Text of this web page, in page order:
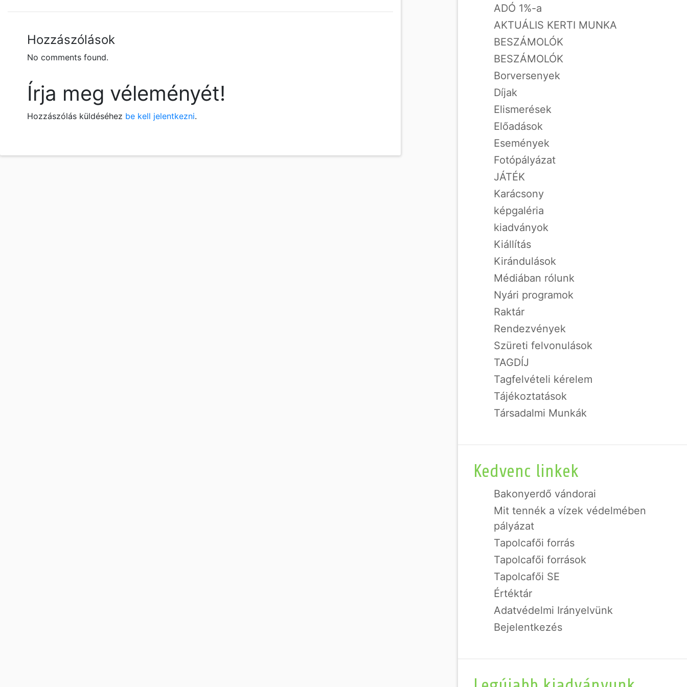
Hozzászólások
No comments found.
Írja meg véleményét!
Hozzászólás küldéséhez be kell jelentkezni.
ADÓ 1%-a
AKTUÁLIS KERTI MUNKA
BESZÁMOLÓK
BESZÁMOLÓK
Borversenyek
Díjak
Elismerések
Előadások
Események
Fotópályázat
JÁTÉK
Karácsony
képgaléria
kiadványok
Kiállítás
Kirándulások
Médiában rólunk
Nyári programok
Raktár
Rendezvények
Szüreti felvonulások
TAGDÍJ
Tagfelvételi kérelem
Tájékoztatások
Társadalmi Munkák
Kedvenc linkek
Bakonyerdő vándorai
Mit tennék a vízek védelmében
pályázat
Tapolcafői forrás
Tapolcafői források
Tapolcafői SE
Értéktár
Adatvédelmi Irányelvünk
Bejelentkezés